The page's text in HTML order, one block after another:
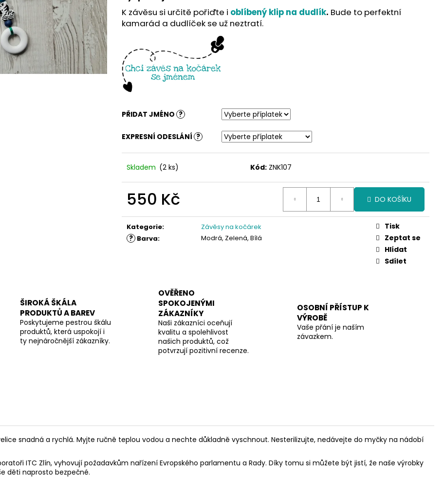
K závěsu si určitě pořiďte i oblíbený klip na dudlík. Bude to perfektní
kamarád a dudlíček se už neztratí.
PŘIDAT JMÉNO ?
EXPRESNÍ ODESLÁNÍ ?
Skladem (2 ks) Kód: ZNK107
550 Kč DO KOŠÍKU
Kategorie: Závěsy na kočárek
? Barva: Modrá, Zelená, Bílá
Tisk
Zeptat se
Hlídat
Sdílet
ŠIROKÁ ŠKÁLA
PRODUKTŮ A BAREV
Poskytujeme pestrou škálu
produktů, která uspokojí i
ty nejnáročnější zákazníky.
OVĚŘENO
SPOKOJENÝMI
ZÁKAZNÍKY
Naši zákazníci oceňují
kvalitu a spolehlivost
našich produktů, což
potvrzují pozitivní recenze.
OSOBNÍ PŘÍSTUP K
VÝROBĚ
Vaše přání je naším
závazkem.
snadná a rychlá. Myjte ručně teplou vodou a nechte důkladně vyschnout. Nesterilizujte, nedávejte do myčky na nádobí
ITC Zlín, vyhovují požadavkům nařízení Evropského parlamentu a Rady. Díky tomu si můžete být jistí, že naše výrobky
děti naprosto bezpečné.